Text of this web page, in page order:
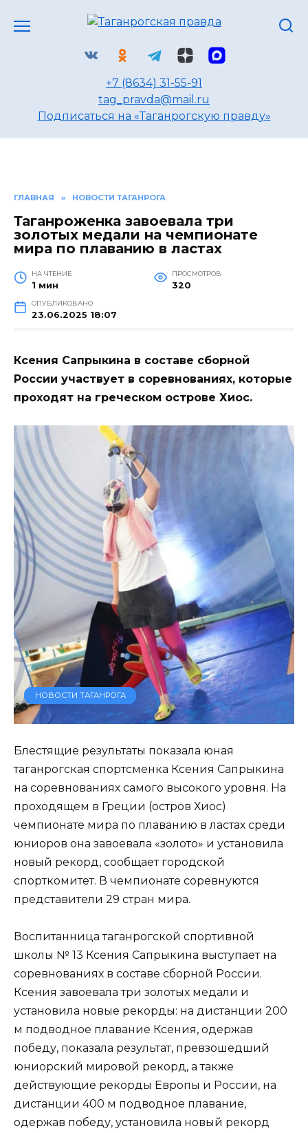
+7 (8634) 31-55-91
tag_pravda@mail.ru
Подписаться на «Таганрогскую правду»
ГЛАВНАЯ » НОВОСТИ ТАГАНРОГА
Таганроженка завоевала три
золотых медали на чемпионате
мира по плаванию в ластах
НА ЧТЕНИЕ
1 мин
ПРОСМОТРОВ
320
ОПУБЛИКОВАНО
23.06.2025 18:07
Ксения Сапрыкина в составе сборной
России участвует в соревнованиях, которые
проходят на греческом острове Хиос.
НОВОСТИ ТАГАНРОГА
Блестящие результаты показала юная
таганрогская спортсменка Ксения Сапрыкина
на соревнованиях самого высокого уровня. На
проходящем в Греции (остров Хиос)
чемпионате мира по плаванию в ластах среди
юниоров она завоевала «золото» и установила
новый рекорд, сообщает городской
спорткомитет. В чемпионате соревнуются
представители 29 стран мира.
Воспитанница таганрогской спортивной
школы № 13 Ксения Сапрыкина выступает на
соревнованиях в составе сборной России.
Ксения завоевала три золотых медали и
установила новые рекорды: на дистанции 200
м подводное плавание Ксения, одержав
победу, показала результат, превзошедший
юниорский мировой рекорд, а также
действующие рекорды Европы и России, на
дистанции 400 м подводное плавание,
одержав победу, установила новый рекорд